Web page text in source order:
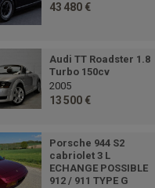
43 480 €
Audi TT Roadster 1.8
Turbo 150cv
2005
13 500 €
Porsche 944 S2
cabriolet 3 L
ECHANGE POSSIBLE
912 / 911 TYPE G